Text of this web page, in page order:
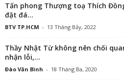
Tấn phong Thượng toạ Thích
đặt đá...
BTV TP.HCM - 13 Tháng Bảy, 2022
Thầy Nhật Từ không nên chối
nhận lỗi,...
Đào Văn Bình - 18 Tháng Ba, 2020